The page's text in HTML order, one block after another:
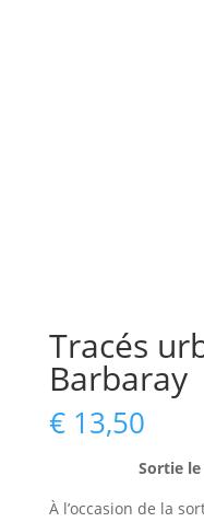
Tracés
Barbaray
€13,50
Sortie
À l’occasion de la